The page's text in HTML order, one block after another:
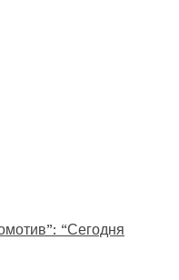
“Сегодня